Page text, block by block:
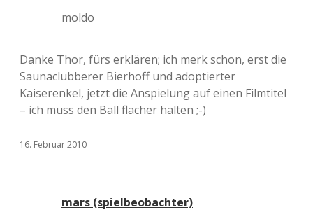
moldo
Danke Thor, fürs erklären; ich merk schon, erst die
Saunaclubberer Bierhoff und adoptierter
Kaiserenkel, jetzt die Anspielung auf einen Filmtitel
– ich muss den Ball flacher halten ;-)
16. Februar 2010
mars (spielbeobachter)